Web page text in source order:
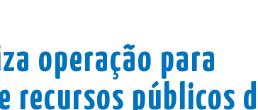
operação para
recursos públicos